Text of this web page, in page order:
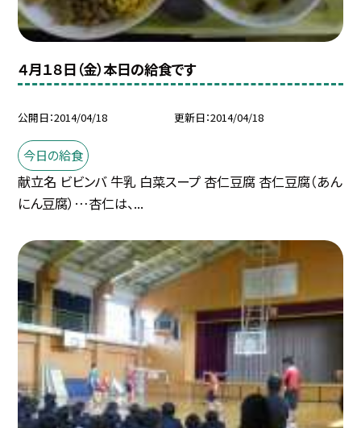
４月１８日（金）本日の給食です
公開日 2014/04/18 更新日 2014/04/18
今日の給食
献立名 ビビンバ 牛乳 白菜スープ 杏仁豆腐 杏仁豆腐（あん
にん豆腐）…杏仁は、...